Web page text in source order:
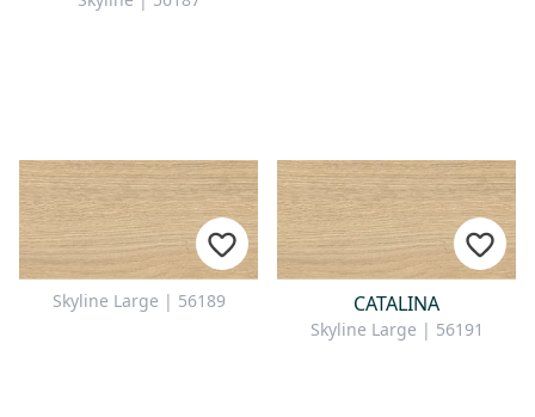
Skyline Large | 56189 CATALINA
Skyline Large | 56191